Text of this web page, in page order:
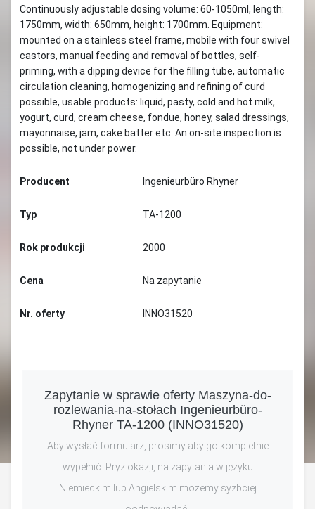
Continuously adjustable dosing volume: 60-1050ml, length:
1750mm, width: 650mm, height: 1700mm. Equipment:
mounted on a stainless steel frame, mobile with four swivel
castors, manual feeding and removal of bottles, self-
priming, with a dipping device for the filling tube, automatic
circulation cleaning, homogenizing and refining of curd
possible, usable products: liquid, pasty, cold and hot milk,
yogurt, curd, cream cheese, fondue, honey, salad dressings,
mayonnaise, jam, cake batter etc. An on-site inspection is
possible, not under power.
Producent Ingenieurbüro Rhyner
Typ TA-1200
Rok produkcji 2000
Cena Na zapytanie
Nr. oferty INNO31520
Zapytanie w sprawie oferty Maszyna-do-
rozlewania-na-stołach Ingenieurbüro-
Rhyner TA-1200 (INNO31520)
Aby wysłać formularz, prosimy aby go kompletnie
wypełnić. Pryz okazji, na zapytania w języku
Niemieckim lub Angielskim możemy syzbciej